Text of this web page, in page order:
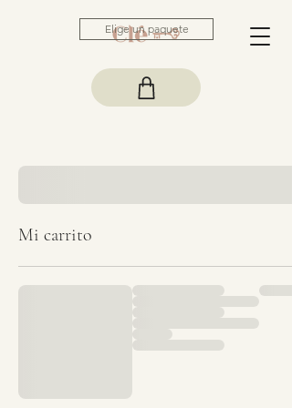
Elige un paquete
Mi carrito